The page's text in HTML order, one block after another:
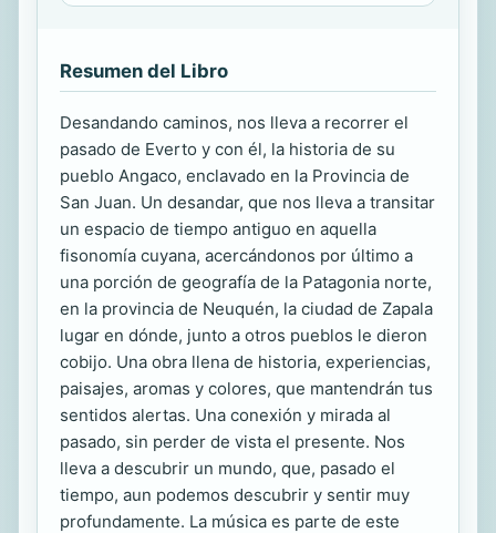
Resumen del Libro
Desandando caminos, nos lleva a recorrer el
pasado de Everto y con él, la historia de su
pueblo Angaco, enclavado en la Provincia de
San Juan. Un desandar, que nos lleva a transitar
un espacio de tiempo antiguo en aquella
fisonomía cuyana, acercándonos por último a
una porción de geografía de la Patagonia norte,
en la provincia de Neuquén, la ciudad de Zapala
lugar en dónde, junto a otros pueblos le dieron
cobijo. Una obra llena de historia, experiencias,
paisajes, aromas y colores, que mantendrán tus
sentidos alertas. Una conexión y mirada al
pasado, sin perder de vista el presente. Nos
lleva a descubrir un mundo, que, pasado el
tiempo, aun podemos descubrir y sentir muy
profundamente. La música es parte de este